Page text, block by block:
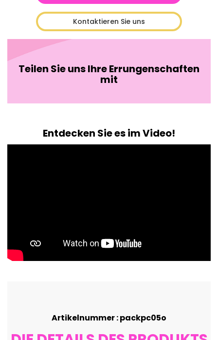
Kontaktieren Sie uns
Teilen Sie uns Ihre Errungenschaften
mit
Entdecken Sie es im Video!
Artikelnummer : packpc05o